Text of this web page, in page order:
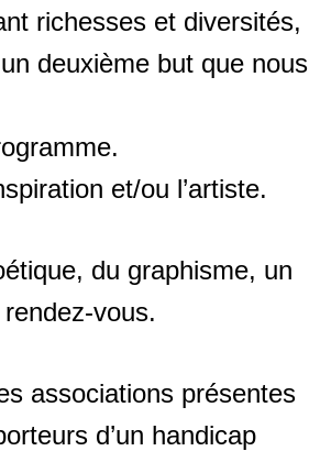
richesses et diversités,
deuxième but que nous
et/ou l’artiste.
du graphisme, un
vous.
associations présentes
d’un handicap